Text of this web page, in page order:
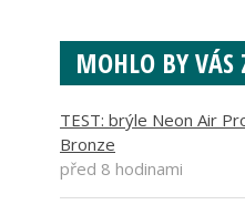
MOHLO BY
TEST: brýle Neon Air
Bronze
před 8 hodinami